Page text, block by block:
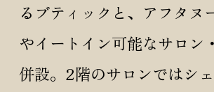
るブティックと、アフタヌ
やイートイン可能なサロン
併設。2階のサロンではシ